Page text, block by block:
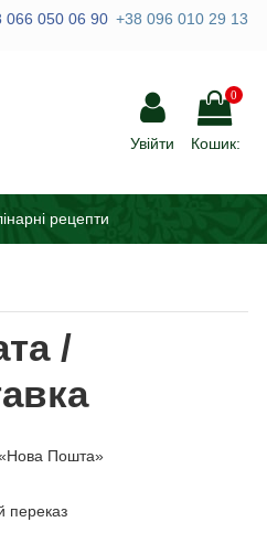
066 050 06 90 +38 096 010 29 13
Увійти
0
Кошик:
рецепти
/
«Нова Пошта»
переказ